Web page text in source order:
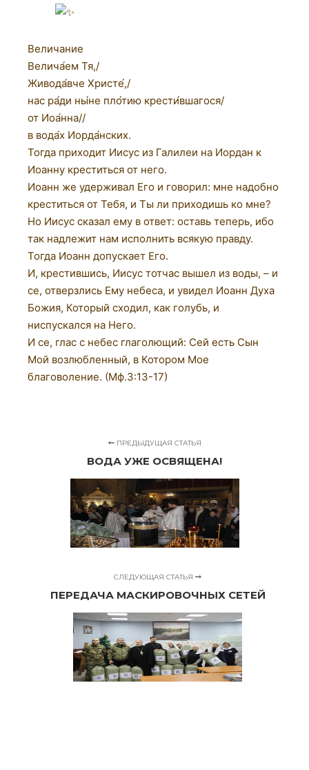
Величание
Велича́ем Тя,/
Живода́вче Христе́,/
нас ра́ди ны́не пло́тию крести́вшагося/
от Иоа́нна//
в вода́х Иорда́нских.
Тогда приходит Иисус из Галилеи на Иордан к
Иоанну креститься от него.
Иоанн же удерживал Его и говорил: мне надобно
креститься от Тебя, и Ты ли приходишь ко мне?
Но Иисус сказал ему в ответ: оставь теперь, ибо
так надлежит нам исполнить всякую правду.
Тогда Иоанн допускает Его.
И, крестившись, Иисус тотчас вышел из воды, – и
се, отверзлись Ему небеса, и увидел Иоанн Духа
Божия, Который сходил, как голубь, и
ниспускался на Него.
И се, глас с небес глаголющий: Сей есть Сын
Мой возлюбленный, в Котором Мое
благоволение. (Мф.3:13-17)
ПРЕДЫДУЩАЯ СТАТЬЯ
ВОДА УЖЕ ОСВЯЩЕНА!
СЛЕДУЮЩАЯ СТАТЬЯ
ПЕРЕДАЧА МАСКИРОВОЧНЫХ СЕТЕЙ